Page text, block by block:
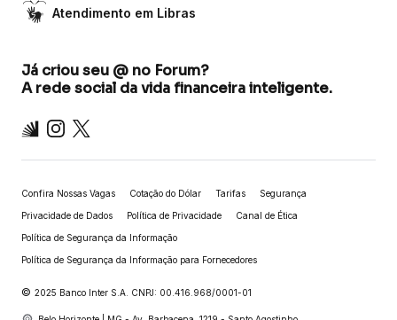
Atendimento em Libras
Já criou seu @ no Forum?
A rede social da vida financeira inteligente.
Inter Instagram
X
Confira Nossas Vagas Cotação do Dólar Tarifas Segurança
Privacidade de Dados Política de Privacidade Canal de Ética
Política de Segurança da Informação
Política de Segurança da Informação para Fornecedores
© 2025 Banco Inter S.A. CNPJ: 00.416.968/0001-01